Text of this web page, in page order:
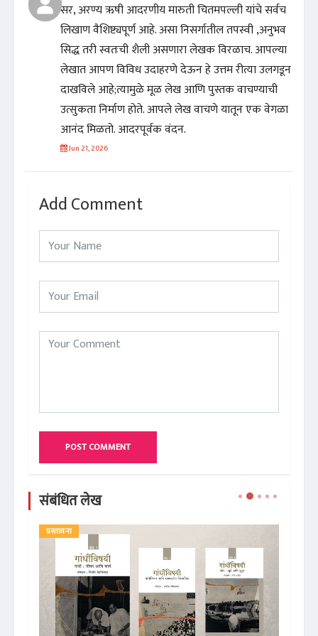
सर, अरण्य ऋषी आदरणीय मारुती चितमपल्ली यांचे सर्वच
लिखाण वैशिष्ट्यपूर्ण आहे. असा निसर्गातील तपस्वी ,अनुभव
सिद्ध तरी स्वतःची शैली असणारा लेखक विरळाच. आपल्या
लेखात आपण विविध उदाहरणे देऊन हे उत्तम रीत्या उलगडून
दाखविले आहे;त्यामुळे मूळ लेख आणि पुस्तक वाचण्याची
उत्सुकता निर्माण होते. आपले लेख वाचणे यातून एक वेगळा
आनंद मिळतो. आदरपूर्वक वंदन.
Jun 21, 2026
Add Comment
POST COMMENT
संबंधित लेख
प्रस्तावना